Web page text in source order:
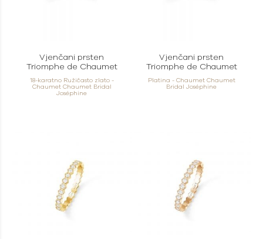
Vjenčani prsten
Triomphe de Chaumet
18-karatno Ružičasto zlato -
Chaumet Chaumet Bridal
Joséphine
Vjenčani prsten
Triomphe de Chaumet
Platina - Chaumet Chaumet
Bridal Joséphine